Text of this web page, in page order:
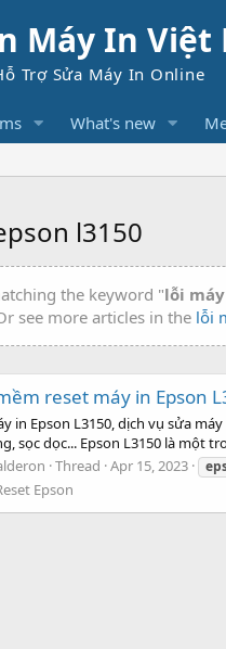
Máy In Việt
Trợ Sửa Máy In Online
What's new
l3150
the keyword "lỗi
see more articles in the lỗi
reset máy in Epson
in Epson L3150, dịch vụ sửa
sọc dọc... Epson L3150 là
Thread Apr 15, 2023
Epson